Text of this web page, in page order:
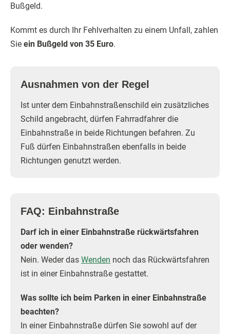
Bußgeld.
Kommt es durch Ihr Fehlverhalten zu einem Unfall, zahlen
Sie ein Bußgeld von 35 Euro.
Ausnahmen von der Regel
Ist unter dem Einbahnstraßenschild ein zusätzliches
Schild angebracht, dürfen Fahrradfahrer die
Einbahnstraße in beide Richtungen befahren. Zu
Fuß dürfen Einbahnstraßen ebenfalls in beide
Richtungen genutzt werden.
FAQ: Einbahnstraße
Darf ich in einer Einbahnstraße rückwärtsfahren
oder wenden?
Nein. Weder das Wenden noch das Rückwärtsfahren
ist in einer Einbahnstraße gestattet.
Was sollte ich beim Parken in einer Einbahnstraße
beachten?
In einer Einbahnstraße dürfen Sie sowohl auf der